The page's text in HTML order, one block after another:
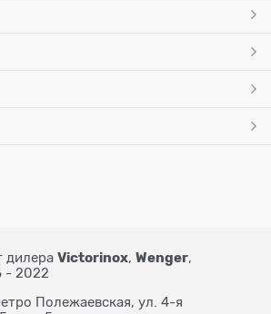
дилера Victorinox, Wenger,
- 2022
Полежаевская, ул. 4-я